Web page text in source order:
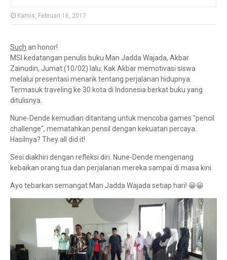
Kamis, Februari 16, 2017
Such an honor!
MSI kedatangan penulis buku Man Jadda Wajada, Akbar
Zainudin, Jumat (10/02) lalu. Kak Akbar memotivasi siswa
melalui presentasi menarik tentang perjalanan hidupnya.
Termasuk traveling ke 30 kota di Indonesia berkat buku yang
ditulisnya.
Nune-Dende kemudian ditantang untuk mencoba games "pencil
challenge", mematahkan pensil dengan kekuatan percaya.
Hasilnya? They all did it!
Sesi diakhiri dengan refleksi diri. Nune-Dende mengenang
kebaikan orang tua dan perjalanan mereka sampai di masa kini.
Ayo tebarkan semangat Man Jadda Wajada setiap hari! 😀😀